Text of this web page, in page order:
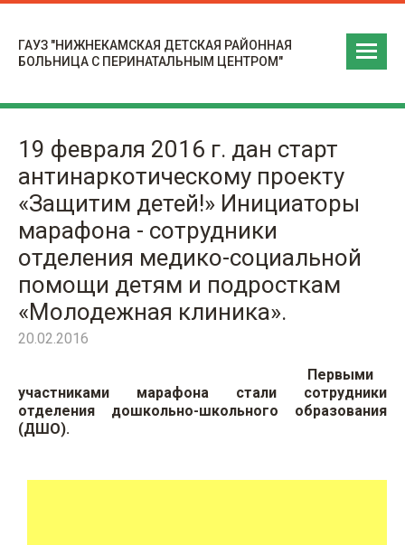
ГАУЗ "НИЖНЕКАМСКАЯ ДЕТСКАЯ РАЙОННАЯ
БОЛЬНИЦА С ПЕРИНАТАЛЬНЫМ ЦЕНТРОМ"
19 февраля 2016 г. дан старт
антинаркотическому проекту
«Защитим детей!» Инициаторы
марафона - сотрудники
отделения медико-социальной
помощи детям и подросткам
«Молодежная клиника».
20.02.2016
Первыми
участниками марафона стали сотрудники
отделения дошкольно-школьного образования
(ДШО).